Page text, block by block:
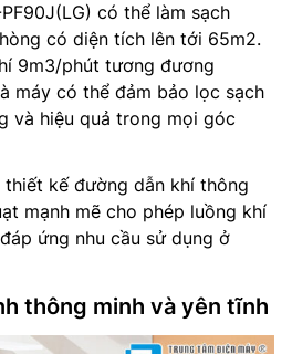
PF90J(LG) có thể làm sạch
có diện tích lên tới 65m2.
9m3/phút tương đương
máy có thể đảm bảo lọc sạch
và hiệu quả trong mọi góc
thiết kế đường dẫn khí thông
mạnh mẽ cho phép luồng khí
ứng nhu cầu sử dụng ở
thông minh và yên tĩnh